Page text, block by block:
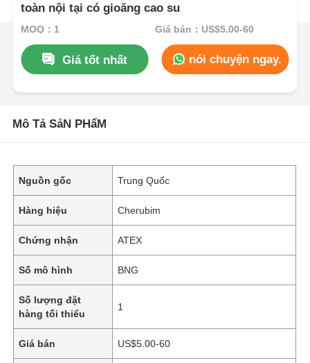
toàn nội tại có gioăng cao su
MOQ：1 Giá bán：US$5.00-60
Giá tốt nhất nói chuyện ngay.
Mô Tả SảN PHẩM
Nguồn gốc Trung Quốc
Hàng hiệu Cherubim
Chứng nhận ATEX
Số mô hình BNG
Số lượng đặt
hàng tối thiểu
1
Giá bán US$5.00-60